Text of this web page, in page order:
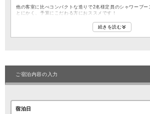
他の客室に比べコンパクトな造りで2名様定員のシャワーブー
とにかく、予算にこだわる方におススメです！
シャワーブース/トイレ（ウォシュレット付き）/洗面
歯ブラシ/
≪館内設備≫
大浴場『白糸』（打たせ湯、歩行浴を備えた温泉大浴場）/
自動販売機/ハーブ・ローズガーデン（100種類のバラ、ラベ
※全館禁煙（喫煙をご希望の方は、1Fロビーにある喫煙ブー
続きを読む
ご宿泊内容の入力
宿泊日